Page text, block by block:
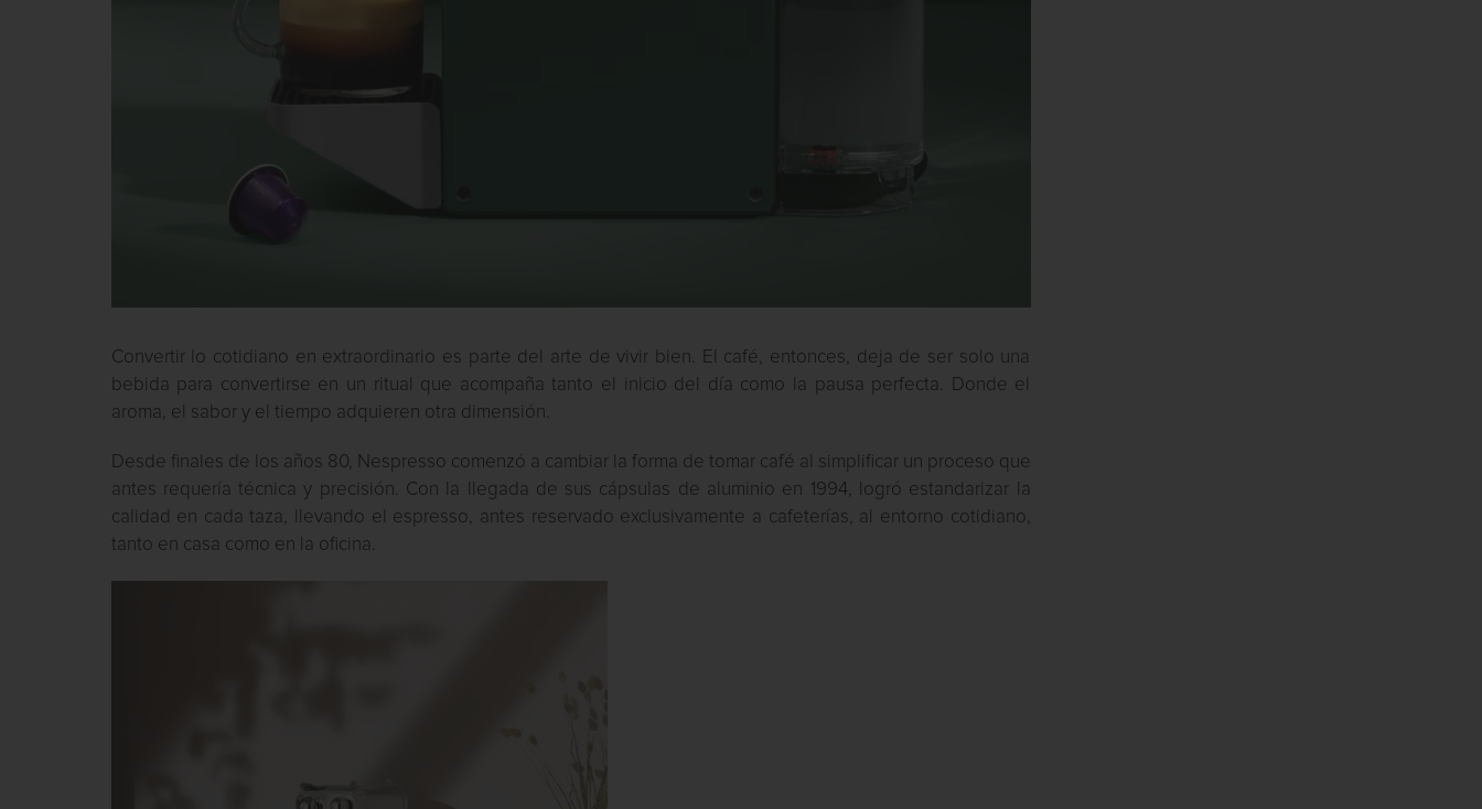
Convertir lo cotidiano en extraordinario es parte del arte de vivir bien. El café, entonces, deja de ser solo una
bebida para convertirse en un ritual que acompaña tanto el inicio del día como la pausa perfecta. Donde el
aroma, el sabor y el tiempo adquieren otra dimensión.
Desde finales de los años 80, Nespresso comenzó a cambiar la forma de tomar café al simplificar un proceso que
antes requería técnica y precisión. Con la llegada de sus cápsulas de aluminio en 1994, logró estandarizar la
calidad en cada taza, llevando el espresso, antes reservado exclusivamente a cafeterías, al entorno cotidiano,
tanto en casa como en la oficina.